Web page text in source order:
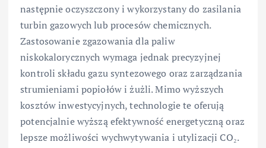
następnie oczyszczony i wykorzystany do zasilania
turbin gazowych lub procesów chemicznych.
Zastosowanie zgazowania dla paliw
niskokalorycznych wymaga jednak precyzyjnej
kontroli składu gazu syntezowego oraz zarządzania
strumieniami popiołów i żużli. Mimo wyższych
kosztów inwestycyjnych, technologie te oferują
potencjalnie wyższą efektywność energetyczną oraz
lepsze możliwości wychwytywania i utylizacji CO₂.